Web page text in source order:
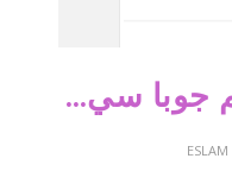
لتنصيب لوحه تحكم جوبا سي بي في توزيعة سينتوس 7
ESLAM